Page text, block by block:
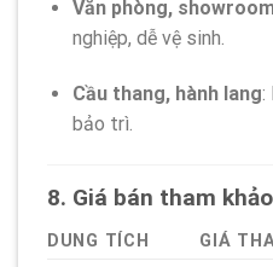
Văn phòng,
nghiệp, dễ vệ sinh.
Cầu thang, hành lang:
bảo trì.
8. Giá bán tham khảo
DUNG TÍCH
GIÁ